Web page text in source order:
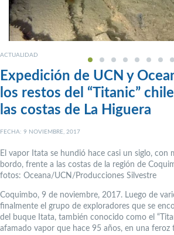
ACTUALIDAD
Expedición de UCN y
los restos del “Titanic”
las costas de La Higuera
FECHA: 9 NOVIEMBRE, 2017
El vapor Itata se hundió hace casi un siglo, con
bordo, frente a las costas de la región de
fotos: Oceana/UCN/Producciones Silvestre
Coquimbo, 9 de noviembre, 2017. Luego de
finalmente el grupo de exploradores que se
del buque Itata, también conocido como el
afamado vapor que hace 95 años, en una feroz